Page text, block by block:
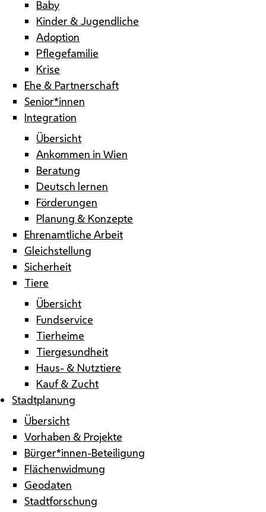
Baby
Kinder & Jugendliche
Adoption
Pflegefamilie
Krise
Ehe & Partnerschaft
Senior*innen
Integration
Übersicht
Ankommen in Wien
Beratung
Deutsch lernen
Förderungen
Planung & Konzepte
Ehrenamtliche Arbeit
Gleichstellung
Sicherheit
Tiere
Übersicht
Fundservice
Tierheime
Tiergesundheit
Haus- & Nutztiere
Kauf & Zucht
Stadtplanung
Übersicht
Vorhaben & Projekte
Bürger*innen-Beteiligung
Flächenwidmung
Geodaten
Stadtforschung